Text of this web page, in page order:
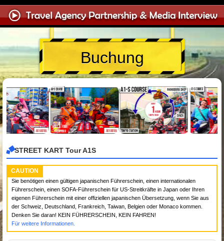
Buchung
STREET KART Tour A1S
CAUTION
Sie benötigen einen gültigen japanischen Führerschein, einen internationalen
Führerschein, einen SOFA-Führerschein für US-Streitkräfte in Japan oder Ihren
eigenen Führerschein mit einer offiziellen japanischen Übersetzung, wenn Sie aus
der Schweiz, Deutschland, Frankreich, Taiwan, Belgien oder Monaco kommen.
Denken Sie daran! KEIN FÜHRERSCHEIN, KEIN FAHREN!
Für weitere Informationen.